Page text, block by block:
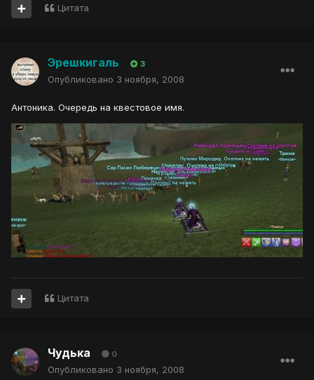
Цитата
Эрешкигаль 3
Опубликовано 3 ноября, 2008
Антоника. Очередь на квестовое имя.
Цитата
Чудька 0
Опубликовано 3 ноября, 2008